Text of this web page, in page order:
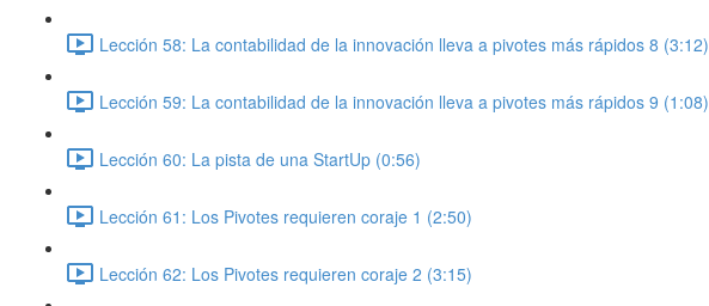
Lección 58: La contabilidad de la innovación lleva a pivotes más rápidos 8 (3:12)
Lección 59: La contabilidad de la innovación lleva a pivotes más rápidos 9 (1:08)
Lección 60: La pista de una StartUp (0:56)
Lección 61: Los Pivotes requieren coraje 1 (2:50)
Lección 62: Los Pivotes requieren coraje 2 (3:15)